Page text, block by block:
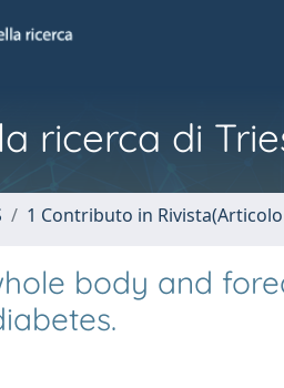
ricerca di
1 Contributo in
body and